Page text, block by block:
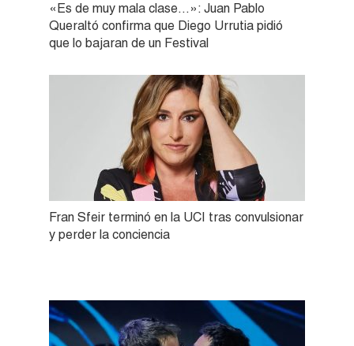
«Es de muy mala clase…»: Juan Pablo
Queraltó confirma que Diego Urrutia pidió
que lo bajaran de un Festival
Fran Sfeir terminó en la UCI tras convulsionar
y perder la conciencia